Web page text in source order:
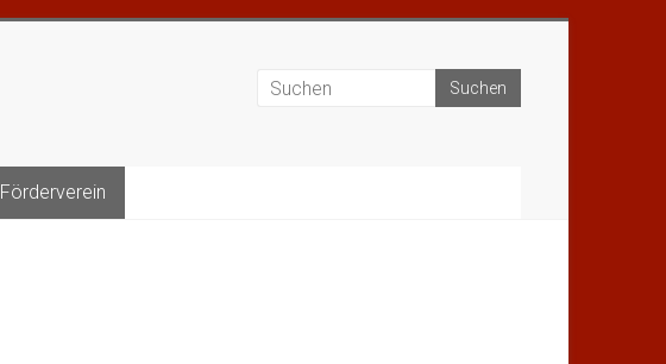
Förderverein